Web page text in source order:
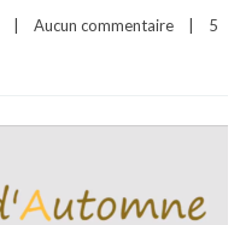
Aucun commentaire
5